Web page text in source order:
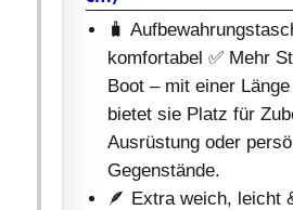
🧳
komfortabel ✅ Mehr
Boot – mit einer
bietet sie Platz für
Ausrüstung oder
Gegenstände.
🪶 Extra weich, leicht